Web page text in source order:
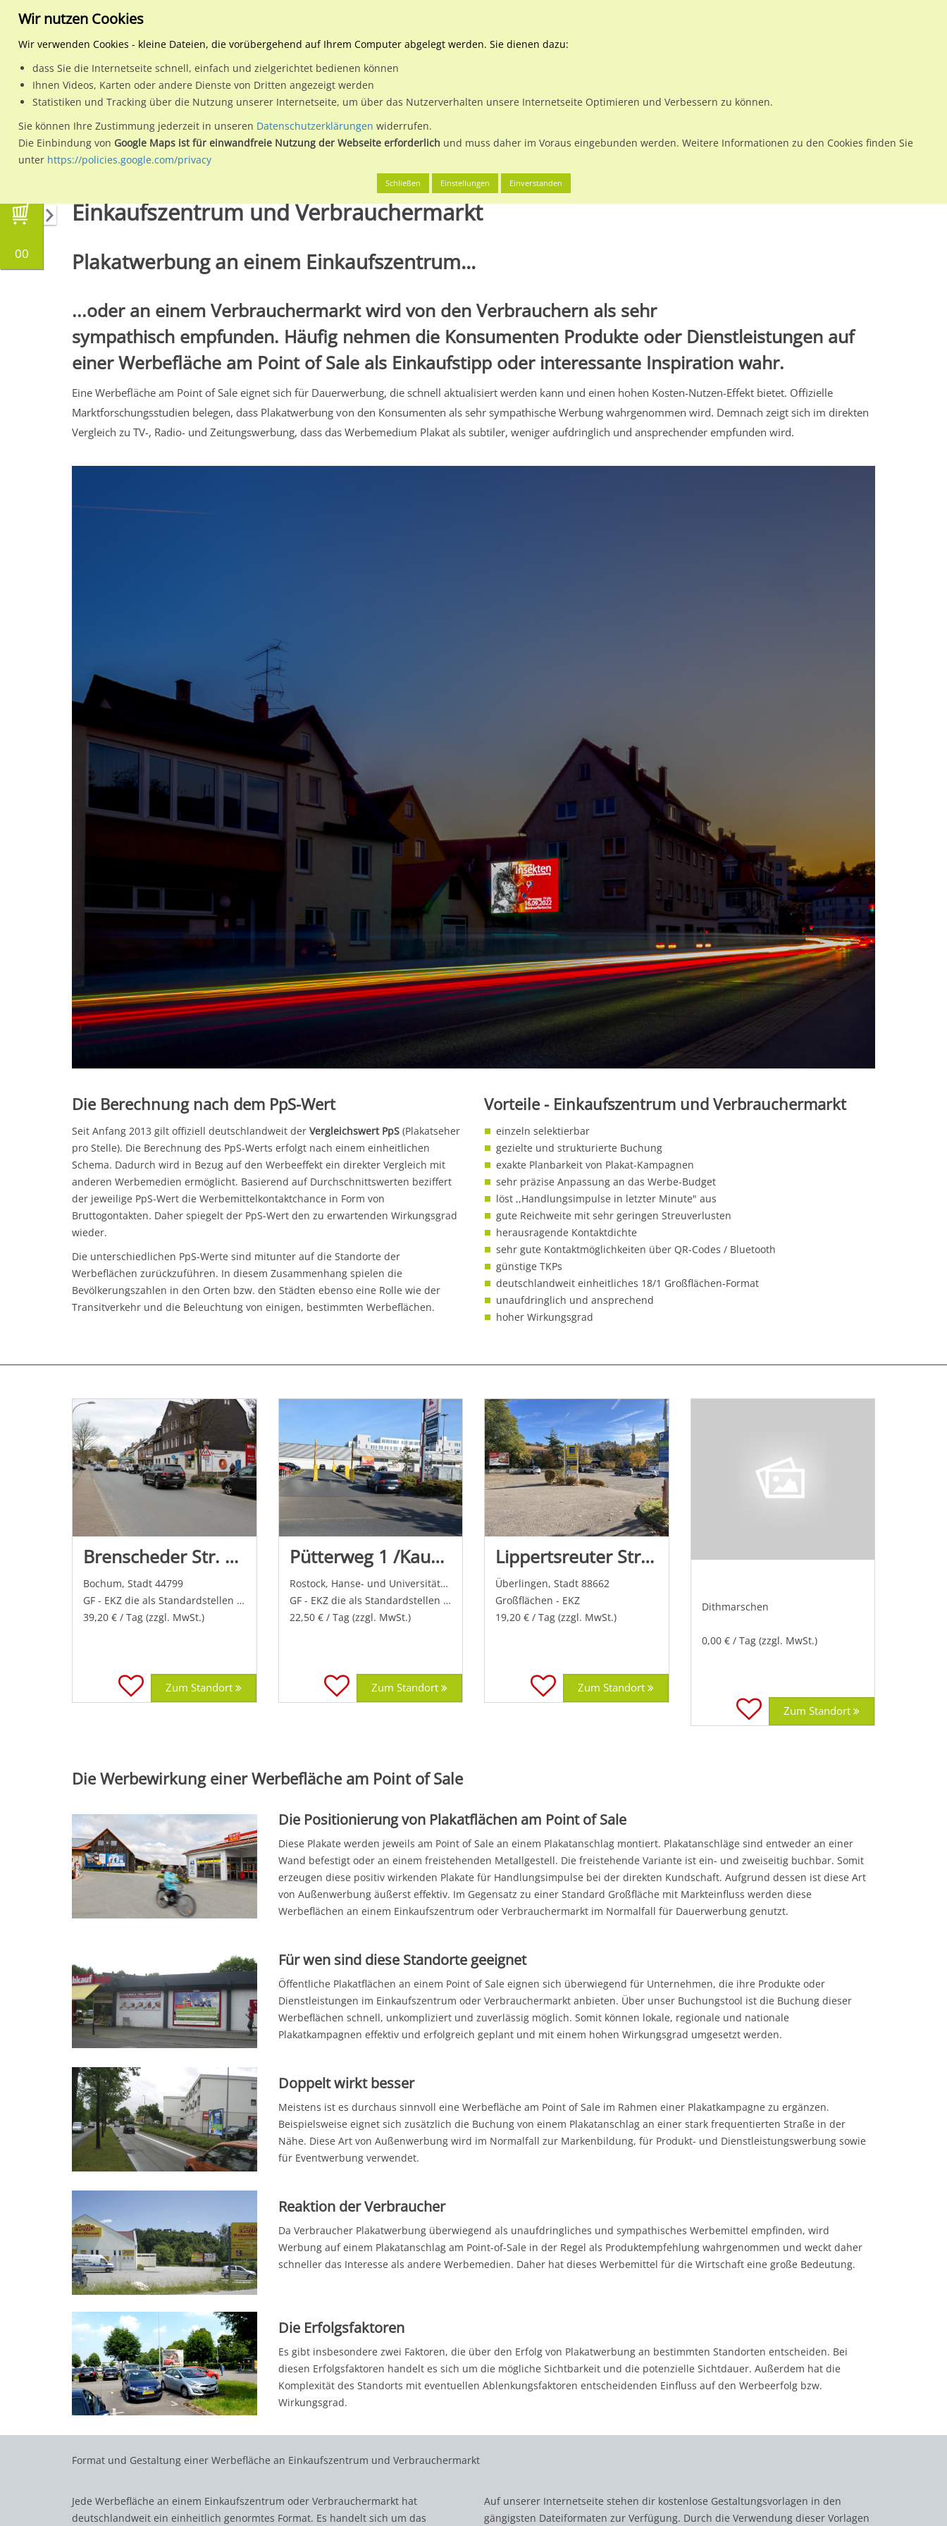
Planen & Buchen Plakatwerbung
Wähle den Werbestandort:
00
Einkaufszentrum und Verbrauchermarkt
Plakatwerbung an einem Einkaufszentrum...
...oder an einem Verbrauchermarkt wird von den Verbrauchern als sehr
sympathisch empfunden. Häufig nehmen die Konsumenten Produkte oder Dienstleistungen auf
einer Werbefläche am Point of Sale als Einkaufstipp oder interessante Inspiration wahr.
Eine Werbefläche am Point of Sale eignet sich für Dauerwerbung, die schnell aktualisiert werden kann und einen hohen Kosten-Nutzen-Effekt bietet. Offizielle
Marktforschungsstudien belegen, dass Plakatwerbung von den Konsumenten als sehr sympathische Werbung wahrgenommen wird. Demnach zeigt sich im direkten
Vergleich zu TV-, Radio- und Zeitungswerbung, dass das Werbemedium Plakat als subtiler, weniger aufdringlich und ansprechender empfunden wird.
Die Berechnung nach dem PpS-Wert
Seit Anfang 2013 gilt offiziell deutschlandweit der Vergleichswert PpS (Plakatseher
pro Stelle). Die Berechnung des PpS-Werts erfolgt nach einem einheitlichen
Schema. Dadurch wird in Bezug auf den Werbeeffekt ein direkter Vergleich mit
anderen Werbemedien ermöglicht. Basierend auf Durchschnittswerten beziffert
der jeweilige PpS-Wert die Werbemittelkontaktchance in Form von
Bruttogontakten. Daher spiegelt der PpS-Wert den zu erwartenden Wirkungsgrad
wieder.
Die unterschiedlichen PpS-Werte sind mitunter auf die Standorte der
Werbeflächen zurückzuführen. In diesem Zusammenhang spielen die
Bevölkerungszahlen in den Orten bzw. den Städten ebenso eine Rolle wie der
Transitverkehr und die Beleuchtung von einigen, bestimmten Werbeflächen.
Vorteile - Einkaufszentrum und Verbrauchermarkt
einzeln selektierbar
gezielte und strukturierte Buchung
exakte Planbarkeit von Plakat-Kampagnen
sehr präzise Anpassung an das Werbe-Budget
löst ,,Handlungsimpulse in letzter Minute" aus
gute Reichweite mit sehr geringen Streuverlusten
herausragende Kontaktdichte
sehr gute Kontaktmöglichkeiten über QR-Codes / Bluetooth
günstige TKPs
deutschlandweit einheitliches 18/1 Großflächen-Format
unaufdringlich und ansprechend
hoher Wirkungsgrad
Brenscheder Str. 58 / Einf. Rewe (PP)
Bochum, Stadt 44799
GF - EKZ die als Standardstellen wirken
39,20 € / Tag (zzgl. MwSt.)
Zum Standort
Pütterweg 1 /Kaufland/geg. Einfahrt
Rostock, Hanse- und Universitätsstadt 18059
GF - EKZ die als Standardstellen wirken
22,50 € / Tag (zzgl. MwSt.)
Zum Standort
Lippertsreuter Str. 1 /Edeka/PP (Sicht Eingang)
Überlingen, Stadt 88662
Großflächen - EKZ
19,20 € / Tag (zzgl. MwSt.)
Zum Standort
Dithmarschen
0,00 € / Tag (zzgl. MwSt.)
Zum Standort
Die Werbewirkung einer Werbefläche am Point of Sale
Die Positionierung von Plakatflächen am Point of Sale
Diese Plakate werden jeweils am Point of Sale an einem Plakatanschlag montiert. Plakatanschläge sind entweder an einer
Wand befestigt oder an einem freistehenden Metallgestell. Die freistehende Variante ist ein- und zweiseitig buchbar. Somit
erzeugen diese positiv wirkenden Plakate für Handlungsimpulse bei der direkten Kundschaft. Aufgrund dessen ist diese Art
von Außenwerbung äußerst effektiv. Im Gegensatz zu einer Standard Großfläche mit Markteinfluss werden diese
Werbeflächen an einem Einkaufszentrum oder Verbrauchermarkt im Normalfall für Dauerwerbung genutzt.
Für wen sind diese Standorte geeignet
Öffentliche Plakatflächen an einem Point of Sale eignen sich überwiegend für Unternehmen, die ihre Produkte oder
Dienstleistungen im Einkaufszentrum oder Verbrauchermarkt anbieten. Über unser Buchungstool ist die Buchung dieser
Werbeflächen schnell, unkompliziert und zuverlässig möglich. Somit können lokale, regionale und nationale
Plakatkampagnen effektiv und erfolgreich geplant und mit einem hohen Wirkungsgrad umgesetzt werden.
Doppelt wirkt besser
Meistens ist es durchaus sinnvoll eine Werbefläche am Point of Sale im Rahmen einer Plakatkampagne zu ergänzen.
Beispielsweise eignet sich zusätzlich die Buchung von einem Plakatanschlag an einer stark frequentierten Straße in der
Nähe. Diese Art von Außenwerbung wird im Normalfall zur Markenbildung, für Produkt- und Dienstleistungswerbung sowie
für Eventwerbung verwendet.
Reaktion der Verbraucher
Da Verbraucher Plakatwerbung überwiegend als unaufdringliches und sympathisches Werbemittel empfinden, wird
Werbung auf einem Plakatanschlag am Point-of-Sale in der Regel als Produktempfehlung wahrgenommen und weckt daher
schneller das Interesse als andere Werbemedien. Daher hat dieses Werbemittel für die Wirtschaft eine große Bedeutung.
Die Erfolgsfaktoren
Es gibt insbesondere zwei Faktoren, die über den Erfolg von Plakatwerbung an bestimmten Standorten entscheiden. Bei
diesen Erfolgsfaktoren handelt es sich um die mögliche Sichtbarkeit und die potenzielle Sichtdauer. Außerdem hat die
Komplexität des Standorts mit eventuellen Ablenkungsfaktoren entscheidenden Einfluss auf den Werbeerfolg bzw.
Wirkungsgrad.
Format und Gestaltung einer Werbefläche an Einkaufszentrum und Verbrauchermarkt
Jede Werbefläche an einem Einkaufszentrum oder Verbrauchermarkt hat
deutschlandweit ein einheitlich genormtes Format. Es handelt sich um das
Auf unserer Internetseite stehen dir kostenlose Gestaltungsvorlagen in den
gängigsten Dateiformaten zur Verfügung. Durch die Verwendung dieser Vorlagen
Wir nutzen Cookies
Wir verwenden Cookies - kleine Dateien, die vorübergehend auf Ihrem Computer abgelegt werden. Sie dienen dazu:
dass Sie die Internetseite schnell, einfach und zielgerichtet bedienen können
Ihnen Videos, Karten oder andere Dienste von Dritten angezeigt werden
Statistiken und Tracking über die Nutzung unserer Internetseite, um über das Nutzerverhalten unsere Internetseite Optimieren und Verbessern zu können.
Sie können Ihre Zustimmung jederzeit in unseren Datenschutzerklärungen widerrufen.
Die Einbindung von Google Maps ist für einwandfreie Nutzung der Webseite erforderlich und muss daher im Voraus eingebunden werden. Weitere Informationen zu den Cookies finden Sie
unter https://policies.google.com/privacy
Schließen Einstellungen Einverstanden